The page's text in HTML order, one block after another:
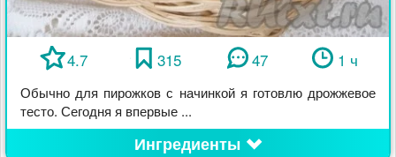
4.7 315 47 1 ч
Обычно для пирожков с начинкой я готовлю дрожжевое
тесто. Сегодня я впервые ...
Ингредиенты